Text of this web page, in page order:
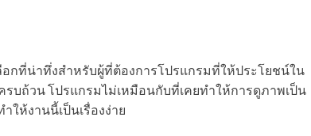
อกที่น่าทึ่งสำหรับผู้ที่ต้องการโปรแกรมที่ให้ประโยชน์ใน
บถ้วน โปรแกรมไม่เหมือนกับที่เคยทำให้การดูภาพเป็น
ให้งานนี้เป็นเรื่องง่าย